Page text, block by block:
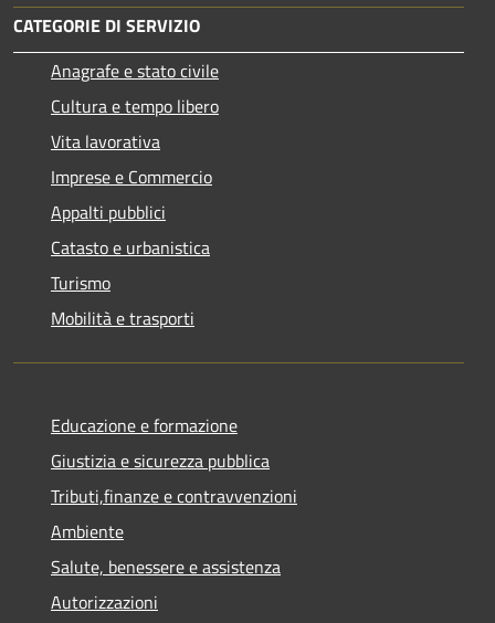
CATEGORIE DI SERVIZIO
Anagrafe e stato civile
Cultura e tempo libero
Vita lavorativa
Imprese e Commercio
Appalti pubblici
Catasto e urbanistica
Turismo
Mobilità e trasporti
Educazione e formazione
Giustizia e sicurezza pubblica
Tributi,finanze e contravvenzioni
Ambiente
Salute, benessere e assistenza
Autorizzazioni